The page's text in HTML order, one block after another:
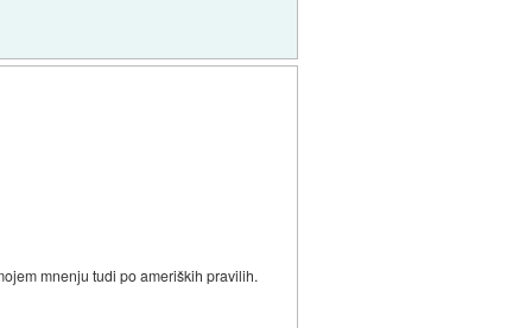
mnenju tudi po ameriških pravilih.